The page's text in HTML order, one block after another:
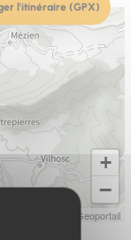
+
−
IGN-F/Geoportail
l'itinéraire (GPX)
(téléchargement,